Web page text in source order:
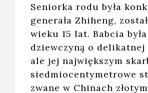
Seniorka rodu była
generała Zhiheng,
wieku 15 lat. Babcia
dziewczyną o delikatnej
ale jej największym
siedmiocentymetrowe
zwane w Chinach